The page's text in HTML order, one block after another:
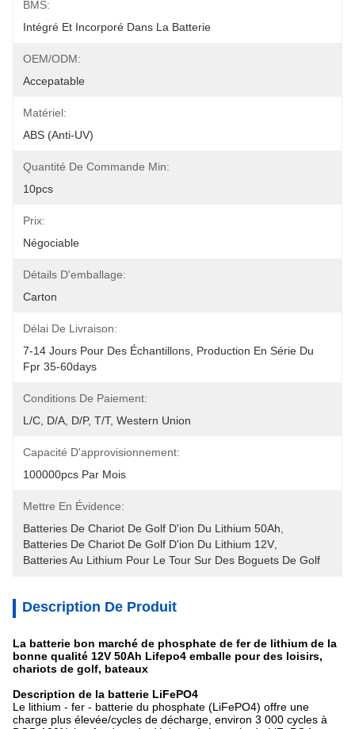
BMS:
Intégré Et Incorporé Dans La Batterie
OEM/ODM:
Accepatable
Matériel:
ABS (anti-UV)
Quantité De Commande Min:
10pcs
Prix:
Négociable
Détails D'emballage:
Carton
Délai De Livraison:
7-14 Jours Pour Des Échantillons, Production En Série Du
Fpr 35-60days
Conditions De Paiement:
L/C, D/A, D/P, T/T, Western Union
Capacité D'approvisionnement:
100000pcs Par Mois
Mettre En Évidence:
Batteries De Chariot De Golf D'ion Du Lithium 50Ah
Batteries De Chariot De Golf D'ion Du Lithium 12V
Batteries Au Lithium Pour Le Tour Sur Des Boguets De Golf
Description De Produit
La batterie bon marché de phosphate de fer de lithium de la
bonne qualité 12V 50Ah Lifepo4 emballe pour des loisirs,
chariots de golf, bateaux
Description de la batterie LiFePO4
Le lithium - fer - batterie du phosphate (LiFePO4) offre une
charge plus élevée/cycles de décharge, environ 3 000 cycles à